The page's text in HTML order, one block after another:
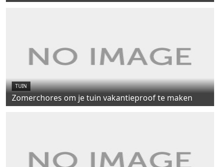
TUIN
Zomerchores om je tuin vakantieproof te maken